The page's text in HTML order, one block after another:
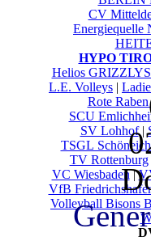
CV
Energiequelle
HYPO
Helios GRIZZLYS
L.E. Volleys |
Rote
SCU
SV Lohhof|
TSGL
TV Rottenburg
VC Wiesbaden|
VfB
Volleyball Bisons